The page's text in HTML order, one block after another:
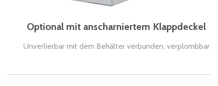
Optional mit anscharniertem Klappdeckel
Unverlierbar mit dem Behälter verbunden, verplombbar